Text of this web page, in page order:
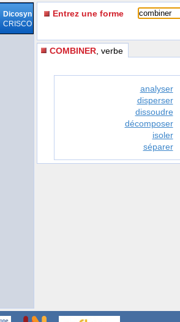
Dicosyn
CRISCO
Entrez une forme
COMBINER , verbe
analyser
disperser
dissoudre
décomposer
isoler
séparer